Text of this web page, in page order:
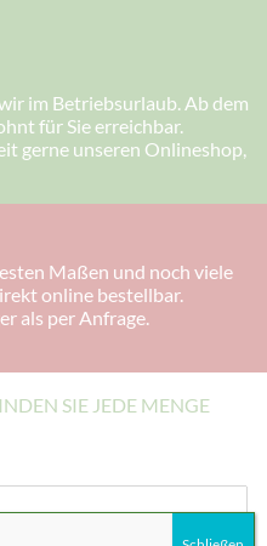
im Betriebsurlaub. Ab dem
für Sie erreichbar.
gerne unseren Onlineshop,
Maßen und noch viele
online bestellbar.
als per Anfrage.
SIE JEDE MENGE